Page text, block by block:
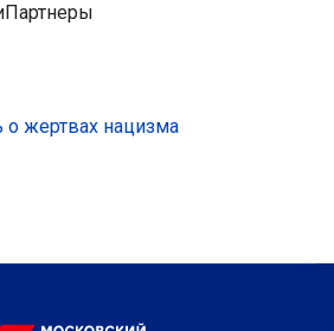
жертвах нацизма
Московского колледжа транспорта
Классный час в